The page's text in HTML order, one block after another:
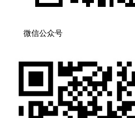
微信公众号